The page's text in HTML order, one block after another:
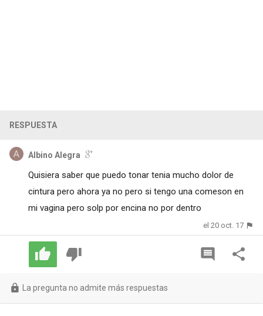
RESPUESTA
Albino Alegra
Quisiera saber que puedo tonar tenia mucho dolor de
cintura pero ahora ya no pero si tengo una comeson en
mi vagina pero solp por encina no por dentro
el 20 oct. 17
La pregunta no admite más respuestas